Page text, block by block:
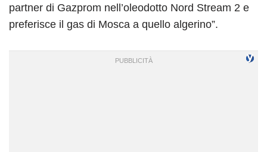
partner di Gazprom nell’oleodotto Nord Stream 2 e
preferisce il gas di Mosca a quello algerino”.